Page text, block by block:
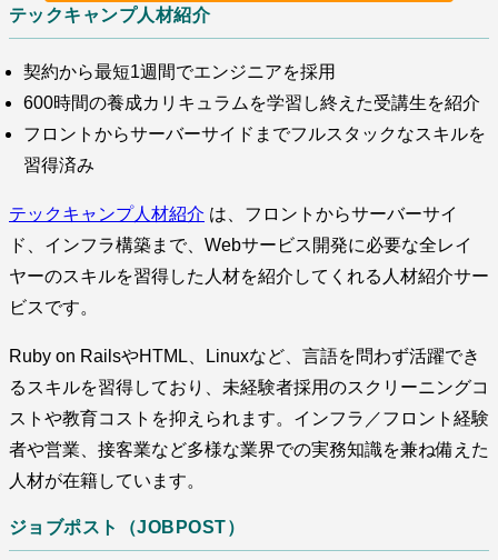
テックキャンプ人材紹介
契約から最短1週間でエンジニアを採用
600時間の養成カリキュラムを学習し終えた受講生を紹介
フロントからサーバーサイドまでフルスタックなスキルを
習得済み
テックキャンプ人材紹介 は、フロントからサーバーサイ
ド、インフラ構築まで、Webサービス開発に必要な全レイ
ヤーのスキルを習得した人材を紹介してくれる人材紹介サー
ビスです。
Ruby on RailsやHTML、Linuxなど、言語を問わず活躍でき
るスキルを習得しており、未経験者採用のスクリーニングコ
ストや教育コストを抑えられます。インフラ／フロント経験
者や営業、接客業など多様な業界での実務知識を兼ね備えた
人材が在籍しています。
ジョブポスト（JOBPOST）